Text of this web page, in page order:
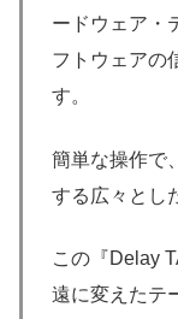
ードウェア・
フトウェアの
す。
簡単な操作で
する広々とし
この『Delay
遠に変えたテ